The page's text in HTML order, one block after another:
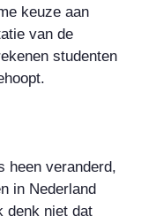
keuze aan
van de
studenten
heen veranderd,
in Nederland
denk niet dat